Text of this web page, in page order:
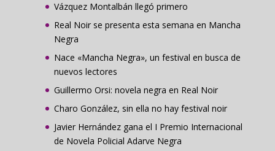
Vázquez Montalbán llegó primero
Real Noir se presenta esta semana en Mancha
Negra
Nace «Mancha Negra», un festival en busca de
nuevos lectores
Guillermo Orsi: novela negra en Real Noir
Charo González, sin ella no hay festival noir
Javier Hernández gana el I Premio Internacional
de Novela Policial Adarve Negra